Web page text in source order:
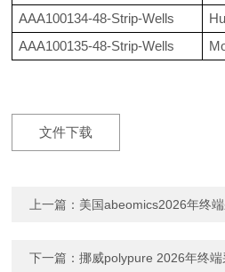
AAA100134-48-Strip-Wells
AAA100135-48-Strip-Wells
文件下载
上一篇： 美国abeomics2026年终
下一篇：挪威polypure 2026年终